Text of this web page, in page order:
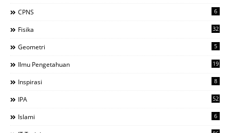
CPNS 6
Fisika 32
Geometri 5
Ilmu Pengetahuan 19
Inspirasi 8
IPA 52
Islami 6